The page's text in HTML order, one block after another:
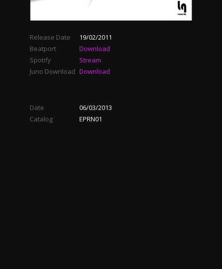
Release Date
19/02/2011
Beatport
Download
Spotify
Stream
Juno Download Download
Date
06/03/2013
Catalog
EPRN01